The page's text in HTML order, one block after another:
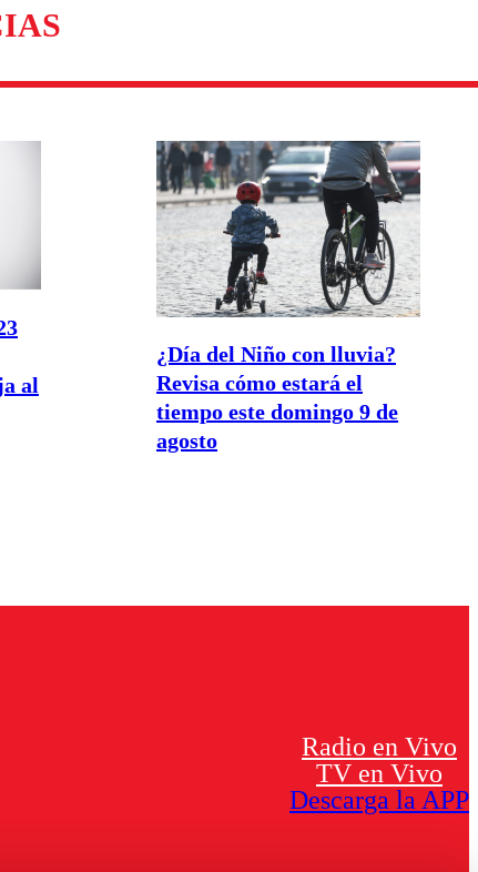
al
¿Día del Niño con lluvia?
Revisa cómo estará el
tiempo este domingo 9 de
agosto
Radio en Vivo
TV en Vivo
Descarga la APP